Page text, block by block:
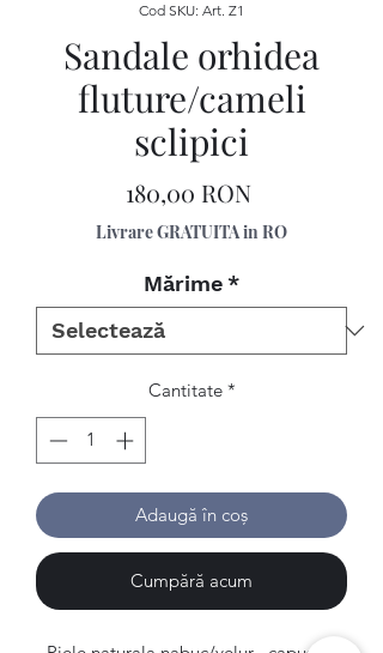
Cod SKU: Art. Z1
Sandale orhidea
fluture/cameli
sclipici
180,00 RONPreț
Livrare GRATUITA in RO
Mărime *
Cantitate *
Adaugă în coș
Cumpără acum